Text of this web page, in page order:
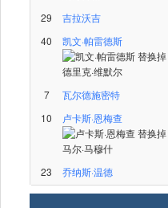
29
吉拉沃吉
40
凯文·帕雷德斯
7
瓦尔德施密特
10
卢卡斯·恩梅查
23 乔纳斯·温德